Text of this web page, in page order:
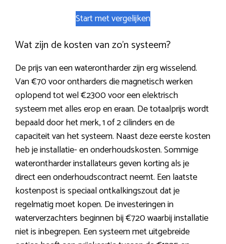
Start met vergelijken
Wat zijn de kosten van zo’n systeem?
De prijs van een waterontharder zijn erg wisselend.
Van €70 voor ontharders die magnetisch werken
oplopend tot wel €2300 voor een elektrisch
systeem met alles erop en eraan. De totaalprijs wordt
bepaald door het merk, 1 of 2 cilinders en de
capaciteit van het systeem. Naast deze eerste kosten
heb je installatie- en onderhoudskosten. Sommige
waterontharder installateurs geven korting als je
direct een onderhoudscontract neemt. Een laatste
kostenpost is speciaal ontkalkingszout dat je
regelmatig moet kopen. De investeringen in
waterverzachters beginnen bij €720 waarbij installatie
niet is inbegrepen. Een systeem met uitgebreide